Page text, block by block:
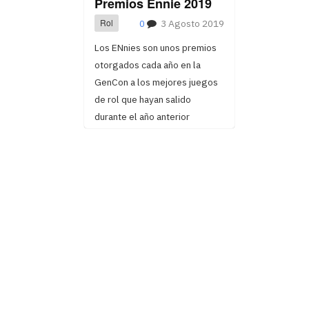
Rol 3 Agosto 2019
0
Los ENnies son unos premios
otorgados cada año en la
GenCon a los mejores juegos
de rol que hayan salido
durante el año anterior